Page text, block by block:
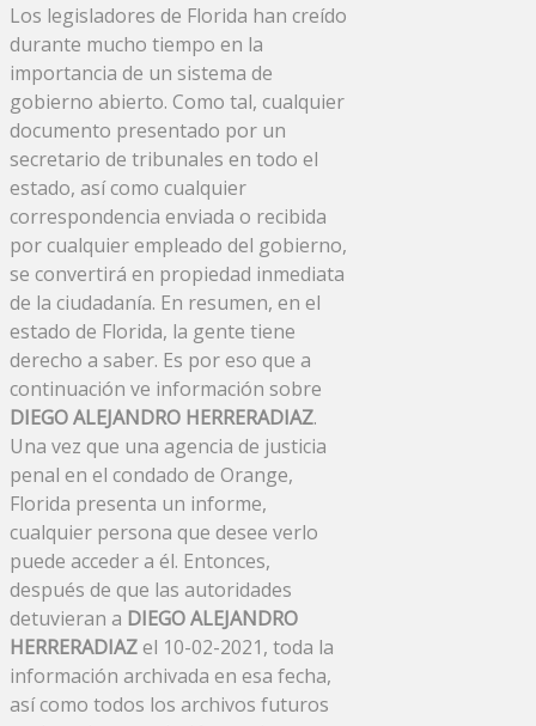
Los legisladores de Florida han creído
durante mucho tiempo en la
importancia de un sistema de
gobierno abierto. Como tal, cualquier
documento presentado por un
secretario de tribunales en todo el
estado, así como cualquier
correspondencia enviada o recibida
por cualquier empleado del gobierno,
se convertirá en propiedad inmediata
de la ciudadanía. En resumen, en el
estado de Florida, la gente tiene
derecho a saber. Es por eso que a
continuación ve información sobre
DIEGO ALEJANDRO HERRERADIAZ.
Una vez que una agencia de justicia
penal en el condado de Orange,
Florida presenta un informe,
cualquier persona que desee verlo
puede acceder a él. Entonces,
después de que las autoridades
detuvieran a DIEGO ALEJANDRO
HERRERADIAZel 10-02-2021, toda la
información archivada en esa fecha,
así como todos los archivos futuros